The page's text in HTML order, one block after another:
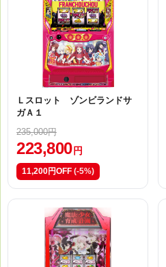
Ｌスロット ゾンビランドサ
ガＡ１
235,000円
223,800 円
11,200円OFF (-5%)